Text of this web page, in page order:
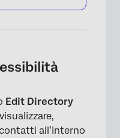
Edit Directory
all’interno